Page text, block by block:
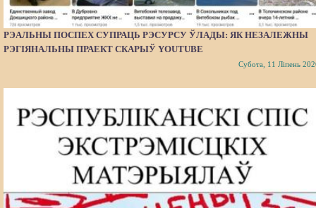
РЭАЛЬНЫ ПОСПЕХ СУПРАЦЬ РЭСУРСУ ЎЛАДЫ: ЯК НЕЗАЛЕЖНЫ
РЭГІЯНАЛЬНЫ ПРАЕКТ СКАРЫЎ YOUTUBE
Субота, 11 Ліпень